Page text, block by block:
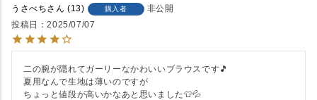
うさべち 13 購入者
非公開
投稿日
2025/07/07
二の腕が隠れてガーリーなかわいいブラウスです🎵
夏用なんで生地は薄いのですが
ちょっと値段が高いかなあと思いました👕💦